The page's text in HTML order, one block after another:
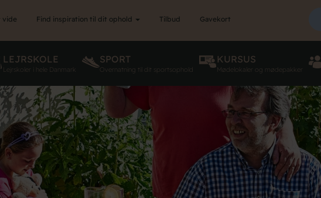
vide Find inspiration til dit ophold Tilbud Gavekort
LEJRSKOLE
Lejrskoler i hele Danmark
SPORT
Overnatning til dit sportsophold
KURSUS
Mødelokaler og mødepakker